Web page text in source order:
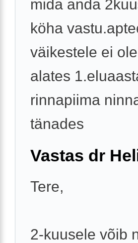
mida anda
köha
väikestele ei
alates
rinnapiima
tänades
Vastas dr
Tere,
2-kuusele võib